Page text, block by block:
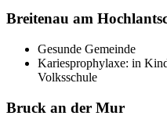
Breitenau am
Gesunde Gemeinde
Kariesprophylaxe: in
Volksschule
Bruck an der Mur